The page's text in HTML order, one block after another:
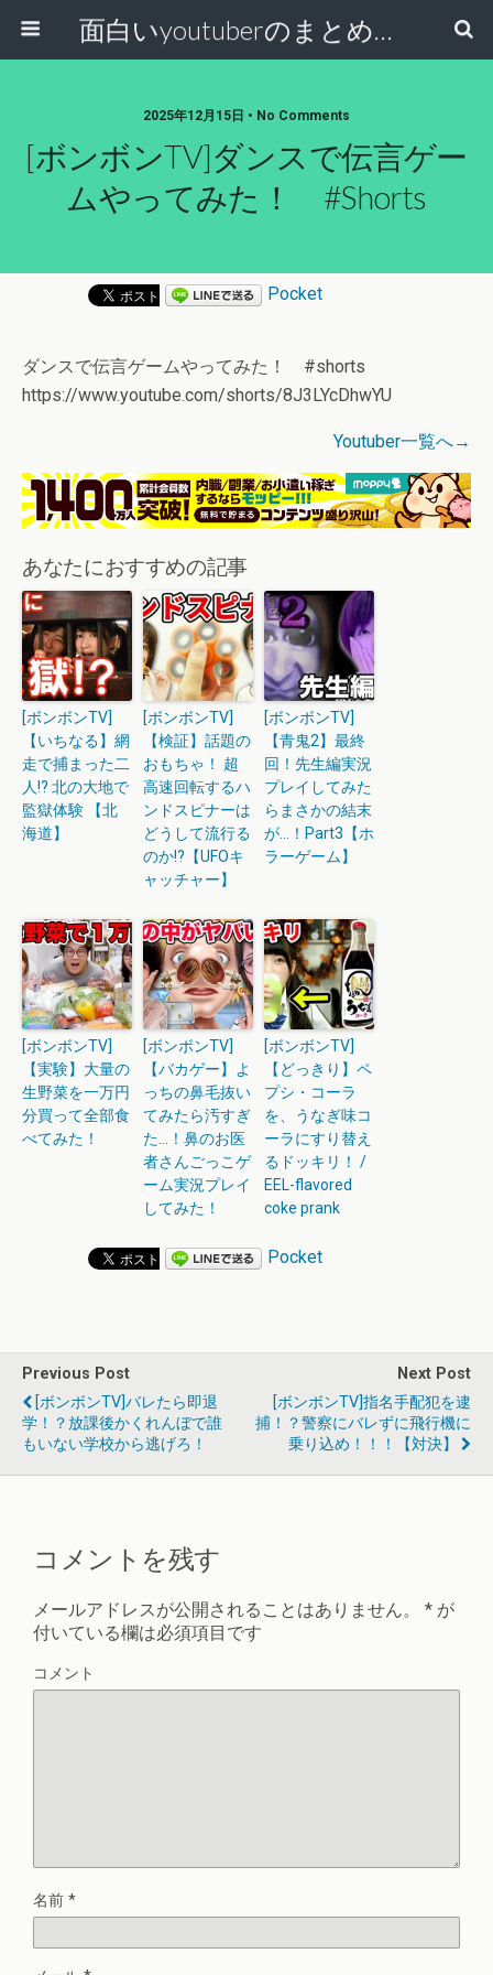
面白いyoutuberのまとめ動画
2025年12月15日 • No Comments
[ボンボンTV]ダンスで伝言ゲー
ムやってみた！ #shorts
Pocket
ダンスで伝言ゲームやってみた！ #shorts
https://www.youtube.com/shorts/8J3LYcDhwYU
Youtuber一覧へ→
あなたにおすすめの記事
[ボンボンTV]
【いちなる】網
走で捕まった二
人!? 北の大地で
監獄体験 【北
海道】
[ボンボンTV]
【検証】話題の
おもちゃ！ 超
高速回転するハ
ンドスピナーは
どうして流行る
のか!?【UFOキ
ャッチャー】
[ボンボンTV]
【青鬼2】最終
回！先生編実況
プレイしてみた
らまさかの結末
が…！Part3【ホ
ラーゲーム】
[ボンボンTV]
【実験】大量の
生野菜を一万円
分買って全部食
べてみた！
[ボンボンTV]
【バカゲー】よ
っちの鼻毛抜い
てみたら汚すぎ
た…！鼻のお医
者さんごっこゲ
ーム実況プレイ
してみた！
[ボンボンTV]
【どっきり】ペ
プシ・コーラ
を、うなぎ味コ
ーラにすり替え
るドッキリ！ /
EEL-flavored
coke prank
Pocket
Previous Post
[ボンボンTV]バレたら即退
学！？放課後かくれんぼで誰
もいない学校から逃げろ！
Next Post
[ボンボンTV]指名手配犯を逮
捕！？警察にバレずに飛行機に
乗り込め！！！【対決】
コメントを残す
メールアドレスが公開されることはありません。 * が
付いている欄は必須項目です
コメント
名前 *